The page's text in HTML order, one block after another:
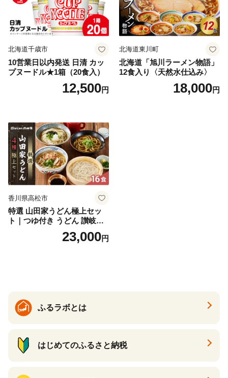
北海道千歳市
10営業日以内発送 日清 カッ
プヌードル★1箱（20食入）
12,500円
北海道東川町
北海道「旭川ラーメン物語」
12食入り〈天然水仕込み〉
18,000円
香川県高松市
特選 山田家うどん極上セッ
ト｜つゆ付き うどん 讃岐う
どん さぬきうどん 生麵 うど
んセット カレーうどん 生う
23,000円
ふるラボとは
はじめてのふるさと納税